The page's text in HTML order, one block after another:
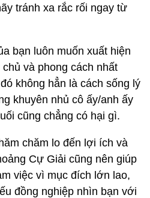
tránh xa rắc rối ngay từ
bạn luôn muốn xuất hiện
và phong cách nhất
không hẳn là cách sống lý
khuyên nhủ cô ấy/anh ấy
cũng chẳng có hại gì.
chăm lo đến lợi ích và
Cự Giải cũng nên giúp
việc vì mục đích lớn lao,
đồng nghiệp nhìn bạn với